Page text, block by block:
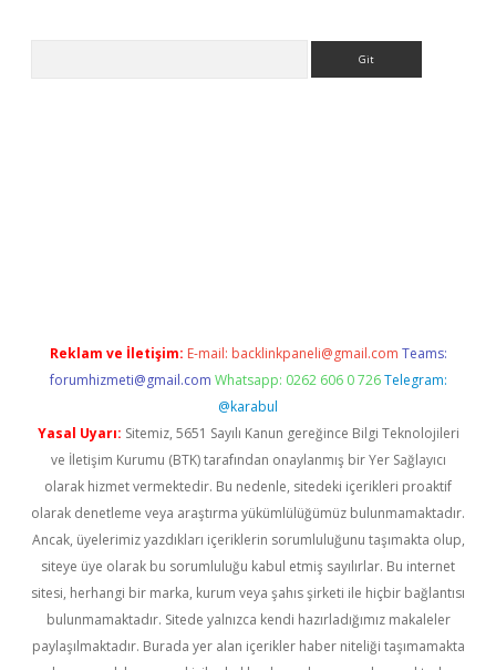
Reklam ve İletişim: E-mail: backlinkpaneli@gmail.com Teams:
forumhizmeti@gmail.com Whatsapp: 0262 606 0 726 Telegram:
@karabul
Yasal Uyarı: Sitemiz, 5651 Sayılı Kanun gereğince Bilgi Teknolojileri
ve İletişim Kurumu (BTK) tarafından onaylanmış bir Yer Sağlayıcı
olarak hizmet vermektedir. Bu nedenle, sitedeki içerikleri proaktif
olarak denetleme veya araştırma yükümlülüğümüz bulunmamaktadır.
Ancak, üyelerimiz yazdıkları içeriklerin sorumluluğunu taşımakta olup,
siteye üye olarak bu sorumluluğu kabul etmiş sayılırlar. Bu internet
sitesi, herhangi bir marka, kurum veya şahıs şirketi ile hiçbir bağlantısı
bulunmamaktadır. Sitede yalnızca kendi hazırladığımız makaleler
paylaşılmaktadır. Burada yer alan içerikler haber niteliği taşımamakta